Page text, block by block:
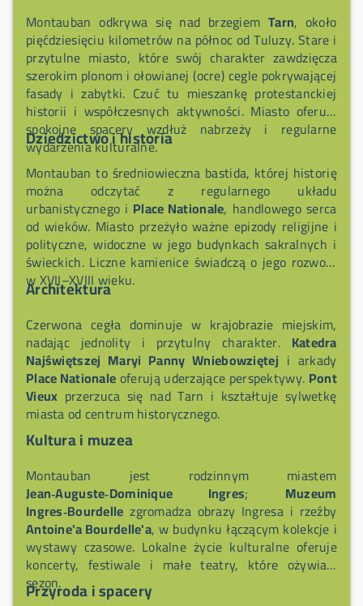
piękne chronione tereny przyrodnicze do zwiedzania.
Montauban odkrywa się nad brzegiem Tarn, około
pięćdziesięciu kilometrów na północ od Tuluzy. Stare i
przytulne miasto, które swój charakter zawdzięcza
szerokim plonom i ołowianej (ocre) cegle pokrywającej
fasady i zabytki. Czuć tu mieszankę protestanckiej
historii i współczesnych aktywności. Miasto oferuje
spokojne spacery wzdłuż nabrzeży i regularne
wydarzenia kulturalne.
Dziedzictwo i historia
Montauban to średniowieczna bastida, której historię
można odczytać z regularnego układu
urbanistycznego i Place Nationale, handlowego serca
od wieków. Miasto przeżyło ważne epizody religijne i
polityczne, widoczne w jego budynkach sakralnych i
świeckich. Liczne kamienice świadczą o jego rozwoju
w XVII–XVIII wieku.
Architektura
Czerwona cegła dominuje w krajobrazie miejskim,
nadając jednolity i przytulny charakter. Katedra
Najświętszej Maryi Panny Wniebowziętej i arkady
Place Nationaleoferują uderzające perspektywy. Pont
Vieux przerzuca się nad Tarn i kształtuje sylwetkę
miasta od centrum historycznego.
Kultura i muzea
Montauban jest rodzinnym miastem
Jean‑Auguste‑Dominique Ingres; Muzeum
Ingres‑Bourdelle zgromadza obrazy Ingresa i rzeźby
Antoine'a Bourdelle'a, w budynku łączącym kolekcje i
wystawy czasowe. Lokalne życie kulturalne oferuje
koncerty, festiwale i małe teatry, które ożywiają
sezon.
Przyroda i spacery